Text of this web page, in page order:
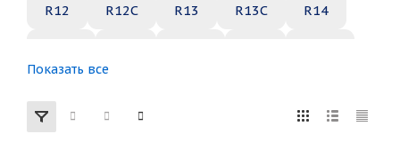
R12 R12C R13 R13C R14
R22
Показать все